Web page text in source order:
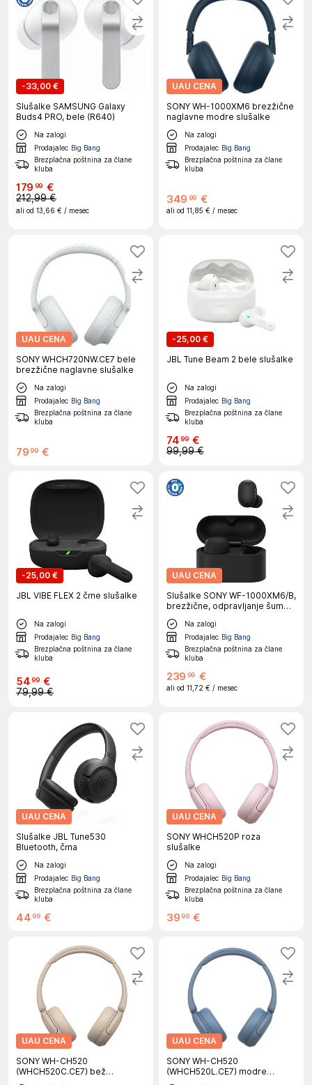
-33,00 €
Slušalke SAMSUNG Galaxy
Buds4 PRO, bele (R640)
Na zalogi
Prodajalec Big Bang
Brezplačna poštnina za člane
kluba
179 99 €
212,99 €
ali od 13,66 € / mesec
UAU CENA
SONY WH-1000XM6 brezžične
naglavne modre slušalke
Na zalogi
Prodajalec Big Bang
Brezplačna poštnina za člane
kluba
349 99 €
ali od 11,85 € / mesec
UAU CENA
SONY WHCH720NW.CE7 bele
brezžične naglavne slušalke
Na zalogi
Prodajalec Big Bang
Brezplačna poštnina za člane
kluba
79 99 €
-25,00 €
JBL Tune Beam 2 bele slušalke
Na zalogi
Prodajalec Big Bang
Brezplačna poštnina za člane
kluba
7499 €
99,99 €
-25,00 €
JBL VIBE FLEX 2 črne slušalke
Na zalogi
Prodajalec Big Bang
Brezplačna poštnina za člane
kluba
5499 €
79,99 €
UAU CENA
Slušalke SONY WF-1000XM6/B,
brezžične, odpravljanje šumov,
črne
Na zalogi
Prodajalec Big Bang
Brezplačna poštnina za člane
kluba
239 99 €
ali od 11,72 € / mesec
UAU CENA
Slušalke JBL Tune530
Bluetooth, črna
Na zalogi
Prodajalec Big Bang
Brezplačna poštnina za člane
kluba
44 99 €
UAU CENA
SONY WHCH520P roza
slušalke
Na zalogi
Prodajalec Big Bang
Brezplačna poštnina za člane
kluba
39 99 €
UAU CENA
SONY WH-CH520
(WHCH520C.CE7) bež
brezžične slušalke
UAU CENA
SONY WH-CH520
(WHCH520L.CE7) modre
brezžične slušalke